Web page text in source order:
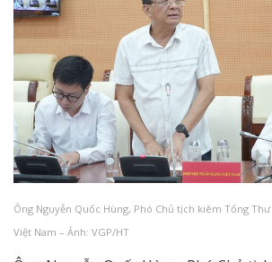
Ông Nguyễn Quốc Hùng, Phó Chủ tịch kiêm Tổng
Việt Nam – Ảnh: VGP/HT